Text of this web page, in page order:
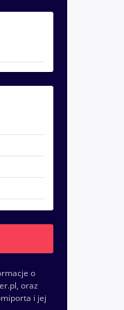
o
oraz
i jej